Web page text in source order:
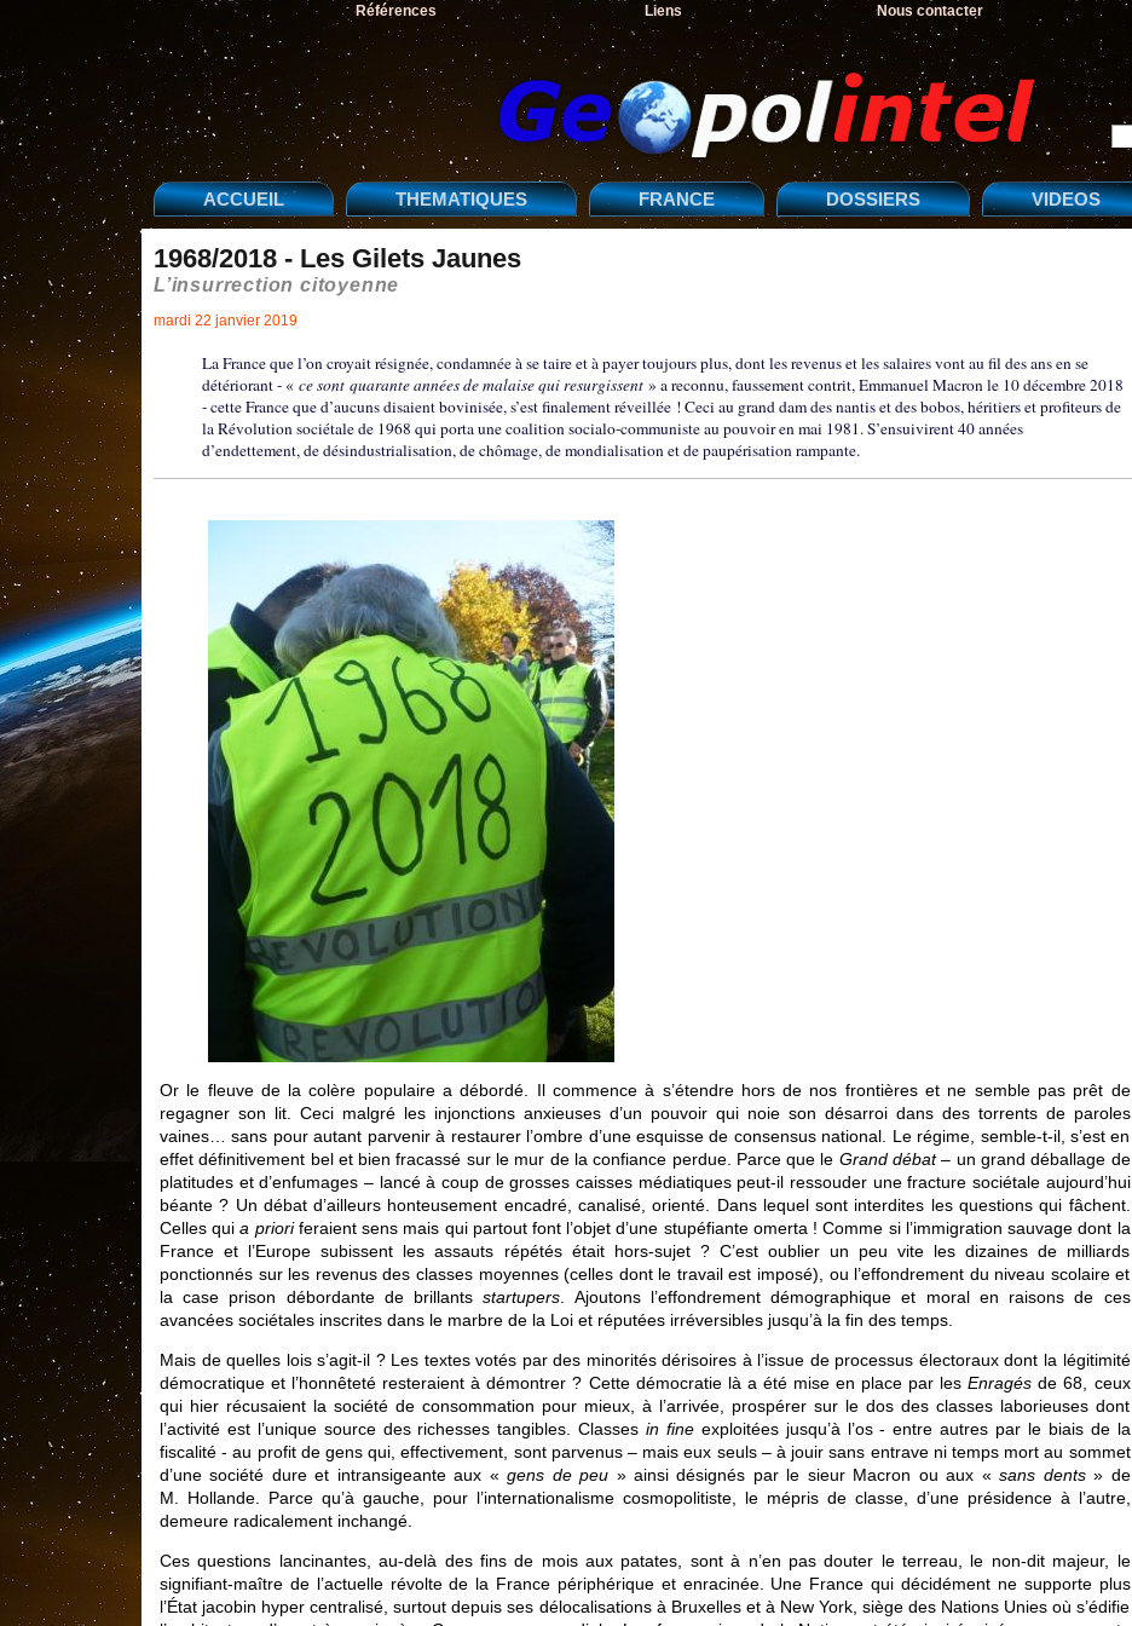
Références Liens Nous contacter
ACCUEIL THEMATIQUES FRANCE DOSSIERS VIDEOS
1968/2018 - Les Gilets Jaunes
L’insurrection citoyenne
mardi 22 janvier 2019
La France que l’on croyait résignée, condamnée à se taire et à payer toujours plus, dont les revenus et les salaires vont au fil des ans en se
détériorant - « ce sont quarante années de malaise qui resurgissent » a reconnu, faussement contrit, Emmanuel Macron le 10 décembre 2018
- cette France que d’aucuns disaient bovinisée, s’est finalement réveillée ! Ceci au grand dam des nantis et des bobos, héritiers et profiteurs de
la Révolution sociétale de 1968 qui porta une coalition socialo-communiste au pouvoir en mai 1981. S’ensuivirent 40 années
d’endettement, de désindustrialisation, de chômage, de mondialisation et de paupérisation rampante.
Or le fleuve de la colère populaire a débordé. Il commence à s’étendre hors de nos frontières et ne semble pas prêt de
regagner son lit. Ceci malgré les injonctions anxieuses d’un pouvoir qui noie son désarroi dans des torrents de paroles
vaines… sans pour autant parvenir à restaurer l’ombre d’une esquisse de consensus national. Le régime, semble-t-il, s’est en
effet définitivement bel et bien fracassé sur le mur de la confiance perdue. Parce que le Grand débat– un grand déballage de
platitudes et d’enfumages – lancé à coup de grosses caisses médiatiques peut-il ressouder une fracture sociétale aujourd’hui
béante ? Un débat d’ailleurs honteusement encadré, canalisé, orienté. Dans lequel sont interdites les questions qui fâchent.
Celles quia prioriferaient sens mais qui partout font l’objet d’une stupéfiante omerta ! Comme si l’immigration sauvage dont la
France et l’Europe subissent les assauts répétés était hors-sujet ? C’est oublier un peu vite les dizaines de milliards
ponctionnés sur les revenus des classes moyennes (celles dont le travail est imposé), ou l’effondrement du niveau scolaire et
la case prison débordante de brillantsstartupers . Ajoutons l’effondrement démographique et moral en raisons de ces
avancées sociétales inscrites dans le marbre de la Loi et réputées irréversibles jusqu’à la fin des temps.
Mais de quelles lois s’agit-il ? Les textes votés par des minorités dérisoires à l’issue de processus électoraux dont la légitimité
démocratique et l’honnêteté resteraient à démontrer ? Cette démocratie là a été mise en place par lesEnragés de 68, ceux
qui hier récusaient la société de consommation pour mieux, à l’arrivée, prospérer sur le dos des classes laborieuses dont
l’activité est l’unique source des richesses tangibles. Classes in fineexploitées jusqu’à l’os - entre autres par le biais de la
fiscalité - au profit de gens qui, effectivement, sont parvenus – mais eux seuls – à jouir sans entrave ni temps mort au sommet
d’une société dure et intransigeante aux «gens de peu » ainsi désignés par le sieur Macron ou aux «sans dents» de
M. Hollande. Parce qu’à gauche, pour l’internationalisme cosmopolitiste, le mépris de classe, d’une présidence à l’autre,
demeure radicalement inchangé.
Ces questions lancinantes, au-delà des fins de mois aux patates, sont à n’en pas douter le terreau, le non-dit majeur, le
signifiant-maître de l’actuelle révolte de la France périphérique et enracinée. Une France qui décidément ne supporte plus
l’État jacobin hyper centralisé, surtout depuis ses délocalisations à Bruxelles et à New York, siège des Nations Unies où s’édifie